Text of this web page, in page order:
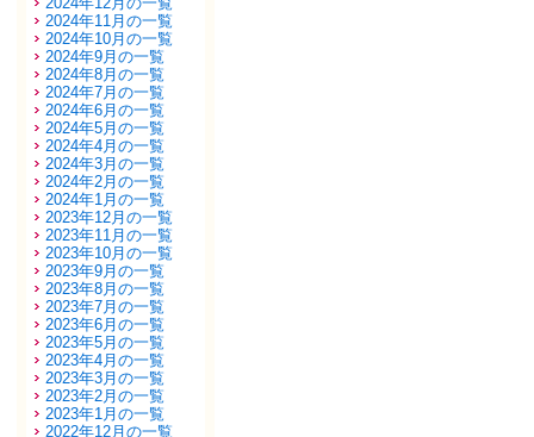
2024年11月の一覧
2024年10月の一覧
2024年9月の一覧
2024年8月の一覧
2024年7月の一覧
2024年6月の一覧
2024年5月の一覧
2024年4月の一覧
2024年3月の一覧
2024年2月の一覧
2024年1月の一覧
2023年12月の一覧
2023年11月の一覧
2023年10月の一覧
2023年9月の一覧
2023年8月の一覧
2023年7月の一覧
2023年6月の一覧
2023年5月の一覧
2023年4月の一覧
2023年3月の一覧
2023年2月の一覧
2023年1月の一覧
2022年12月の一覧